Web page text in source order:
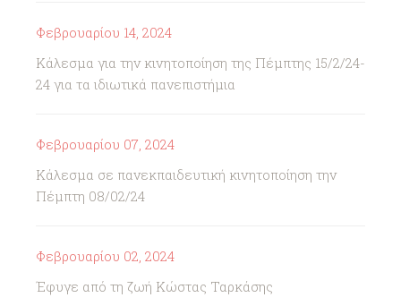
Φεβρουαρίου 14, 2024
Κάλεσμα για την κινητοποίηση της Πέμπτης 15/2/24-
24 για τα ιδιωτικά πανεπιστήμια
Φεβρουαρίου 07, 2024
Κάλεσμα σε πανεκπαιδευτική κινητοποίηση την
Πέμπτη 08/02/24
Φεβρουαρίου 02, 2024
Έφυγε από τη ζωή Κώστας Ταρκάσης